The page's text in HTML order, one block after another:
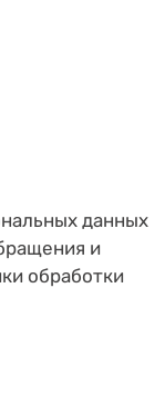
данных
и
обработки